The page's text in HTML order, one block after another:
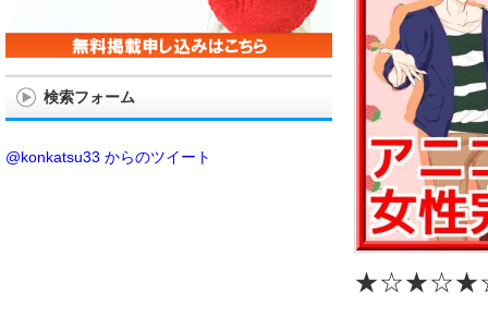
検索フォーム
@konkatsu33 からのツイート